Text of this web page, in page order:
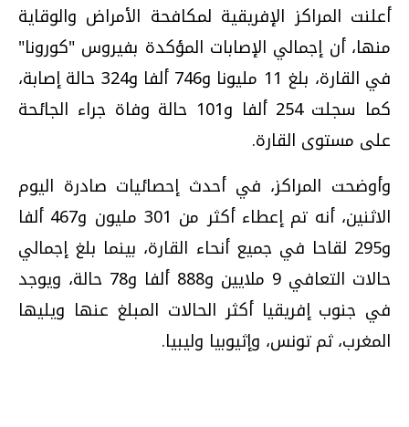
أعلنت المراكز الإفريقية لمكافحة الأمراض والوقاية
منها، أن إجمالي الإصابات المؤكدة بفيروس "كورونا"
في القارة، بلغ 11 مليونا و746 ألفا و324 حالة إصابة،
كما سجلت 254 ألفا و101 حالة وفاة جراء الجائحة
على مستوى القارة.
وأوضحت المراكز، في أحدث إحصائيات صادرة اليوم
الاثنين، أنه تم إعطاء أكثر من 301 مليون و467 ألفا
و295 لقاحا في جميع أنحاء القارة، بينما بلغ إجمالي
حالات التعافي 9 ملايين و888 ألفا و78 حالة، ويوجد
في جنوب إفريقيا أكثر الحالات المبلغ عنها ويليها
المغرب، ثم تونس، وإثيوبيا وليبيا.